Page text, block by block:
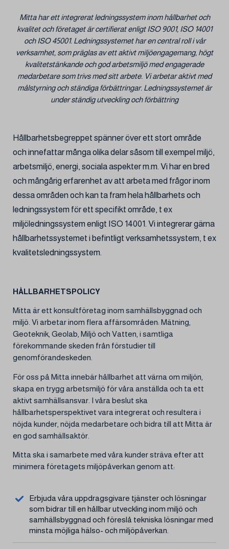
Mitta har ett integrerat ledningssystem inom hållbarhet och
kvalitet och företaget är certifierat enligt ISO 9001, ISO 14001
och ISO 45001. Ledningssystemet har en central roll i vår
verksamhet, som präglas av ett aktivt miljöengagemang, högt
kvalitetstänkande och god arbetsmiljö med engagerade
medarbetare som trivs med sitt arbete. Vi arbetar aktivt med
målstyrning och ständiga förbättringar. Ledningssystemet är
under ständig utveckling och förbättring
Hållbarhetsbegreppet spänner över ett stort område
och innefattar många olika delar såsom till exempel miljö,
arbetsmiljö, energi, sociala aspekter m.m. Vi har en bred
och mångårig erfarenhet av att arbeta med frågor inom
dessa områden och kan ta fram hela hållbarhets och
ledningssystem för ett specifikt område, t ex
miljöledningssystem enligt ISO 14001. Vi integrerar gärna
hållbarhetssystemet i befintligt verksamhetssystem, t ex
kvalitetsledningssystem.
HÅLLBARHETSPOLICY
Mitta är ett konsultföretag inom samhällsbyggnad och
miljö. Vi arbetar inom flera affärsområden: Mätning,
Geoteknik, Geolab, Miljö och Vatten, i samtliga
förekommande skeden från förstudier till
genomförandeskeden.
För oss på Mitta innebär hållbarhet att värna om miljön,
skapa en trygg arbetsmiljö för våra anställda och ta ett
aktivt samhällsansvar. I våra beslut ska
hållbarhetsperspektivet vara integrerat och resultera i
nöjda kunder, nöjda medarbetare och bidra till att Mitta är
en god samhällsaktör.
Mitta ska i samarbete med våra kunder sträva efter att
minimera företagets miljöpåverkan genom att:
Erbjuda våra uppdragsgivare tjänster och lösningar
som bidrar till en hållbar utveckling inom miljö och
samhällsbyggnad och föreslå tekniska lösningar med
minsta möjliga hälso- och miljöpåverkan.